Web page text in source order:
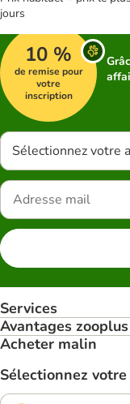
jours
10 %
de remise pour
votre
inscription
Sélectionnez votre
Services
Avantages zooplus
Acheter malin
Sélectionnez votre